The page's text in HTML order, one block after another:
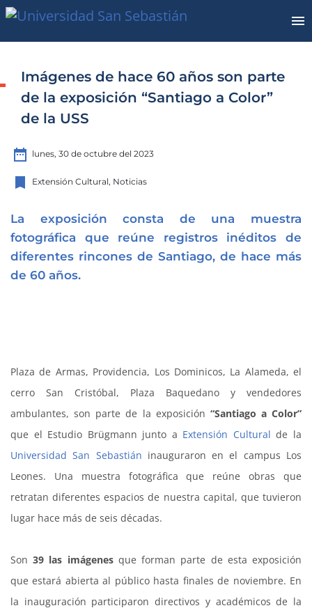
Imágenes de hace 60 años son parte
de la exposición “Santiago a Color”
de la USS
date_range lunes, 30 de octubre del 2023
bookmark Extensión Cultural, Noticias
La exposición consta de una muestra
fotográfica que reúne registros inéditos de
diferentes rincones de Santiago, de hace más
de 60 años.
Plaza de Armas, Providencia, Los Dominicos, La Alameda, el
cerro San Cristóbal, Plaza Baquedano y vendedores
ambulantes, son parte de la exposición “Santiago a Color”
que el Estudio Brügmann junto a Extensión Cultural de la
Universidad San Sebastián inauguraron en el campus Los
Leones. Una muestra fotográfica que reúne obras que
retratan diferentes espacios de nuestra capital, que tuvieron
lugar hace más de seis décadas.
Son39 las imágenesque forman parte de esta exposición
que estará abierta al público hasta finales de noviembre. En
la inauguración participaron directivos y académicos de la